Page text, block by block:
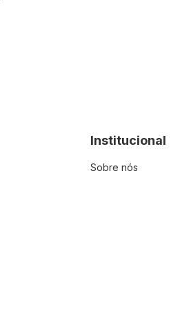
Institucional
Sobre nós